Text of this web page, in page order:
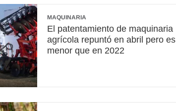
MAQUINARIA
El patentamiento de maquinaria
agrícola repuntó en abril pero es
menor que en 2022